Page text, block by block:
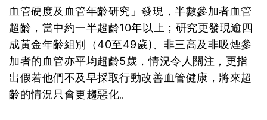
血管硬度及血管年齡研究」發現，半數參加者血管
超齡，當中約一半超齡10年以上；研究更發現逾四
成黃金年齡組別（40至49歲)、非三高及非吸煙參
加者的血管亦平均超齡5歲，情況令人關注，更指
出假若他們不及早採取行動改善血管健康，將來超
齡的情況只會更趨惡化。